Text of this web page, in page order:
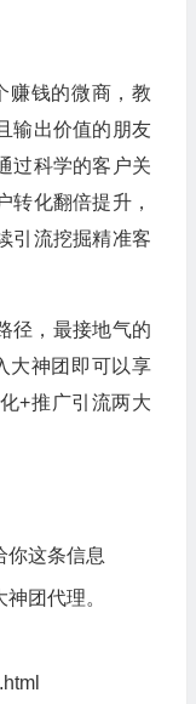
赚钱的微商，教
输出价值的朋友
过科学的客户关
转化翻倍提升，
引流挖掘精准客
径，最接地气的
大神团即可以享
+推广引流两大
你这条信息
团代理。